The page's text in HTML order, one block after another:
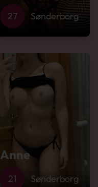
27 Sønderborg
Anne
21 Sønderborg